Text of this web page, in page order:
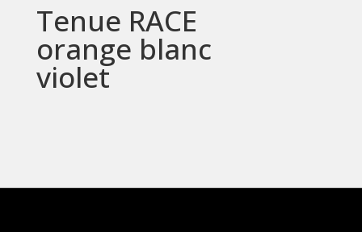
Tenue RACE
orange blanc
violet